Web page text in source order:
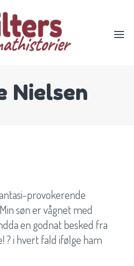
Nielsen
provokerende
søn er vågnet med
en godnat besked fra
? i hvert fald ifølge ham